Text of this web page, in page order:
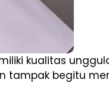
kualitas
begitu